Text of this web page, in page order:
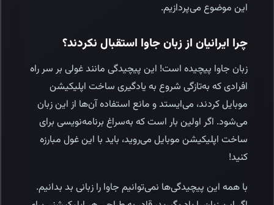
این موضوع می‌پردازیم.
چرا ایرانیان از زبان جاوا استقبال نکردند؟
زبان جاوا پیچیده است! این پیچیدگی مانند غولی بر سر راه
افرادی که به‌تازگی شروع به یادگیری ساخت اپلیکیشن
موبایل کردند، می‌ایستد و مانع استفاده ‌آن‌ها از این زبان
می‌شود. اگر اولین بار است که به‌سراغ برنامه‌نویسی برای
ساخت اپلیکیشن موبایل می‌روید، باید با این غول مبارزه
کنید!
با همه این پیچیدگی‌ها نمی‌توانیم جاوا را زبانی بد بدانیم.